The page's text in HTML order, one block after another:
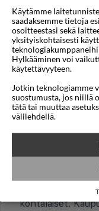
käteistä on hyvä
kuljetuksia
saatavilla.
Sisältyykö
pitäisikö jättää
Juomaraha on
palvelumaksu
palvelusta
antava määrä on
Juomaraha
Millaiset
kohtalaiset.
Käytämme
saadaksemme tietoja
osoitteestasi sekä
yksityiskohtaisesti
Hylkääminen voi
käytettävyyteen.
Jotkin teknologiamme
suostumusta, jos niillä
tätä tai muuttaa
välilehdellä.